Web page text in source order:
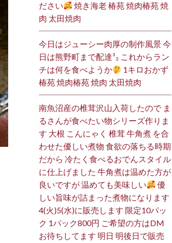
ださい
焼き海老 椿苑 焼肉椿苑 焼
肉 太田焼肉
今日はジューシー肉厚の制作風景 今
日は熊野町まで配達³₃ これからラン
チは何を食べようか
1キロおかず
椿苑 焼肉椿苑 焼肉 太田焼肉
南魚沼産の椎茸沢山入荷したので ま
るさんが食べたい物シリーズ作りま
す 大根 こんにゃく 椎茸 牛角煮 を合
わせた優しい煮物 食欲の落ちる時期
だから 冷たく食べるおでんスタイル
に仕上げました 牛角煮は温めた方が
良いですが 温めても美味しい
優
しい旨味が詰まった煮物になります
4(火)5(水)に販売します 限定10パッ
ク 1パック800円 ご希望の方はDM
お待ちしてます 明日 明後日で販売